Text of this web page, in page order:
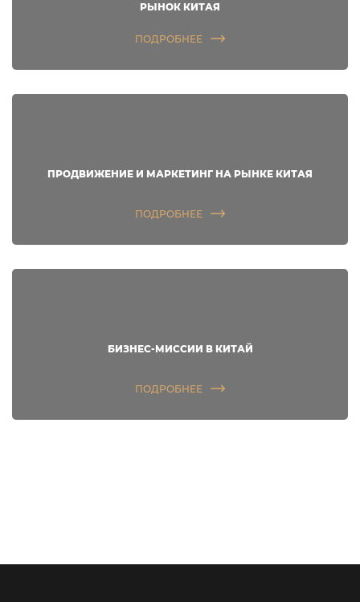
РЫНОК КИТАЯ
ПОДРОБНЕЕ
ПРОДВИЖЕНИЕ И МАРКЕТИНГ НА РЫНКЕ КИТАЯ
ПОДРОБНЕЕ
БИЗНЕС-МИССИИ В КИТАЙ
ПОДРОБНЕЕ